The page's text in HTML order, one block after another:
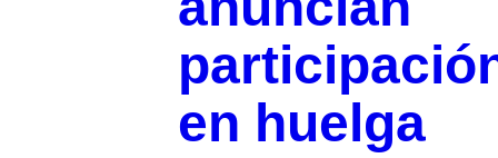
en huelga